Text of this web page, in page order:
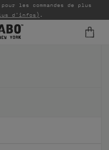
les commandes de plus
d'infos) .